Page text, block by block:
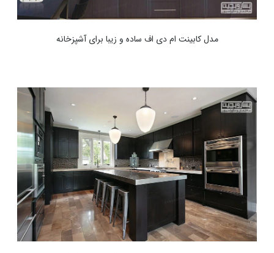
مدل کابینت ام دی اف ساده و زیبا برای آشپزخانه